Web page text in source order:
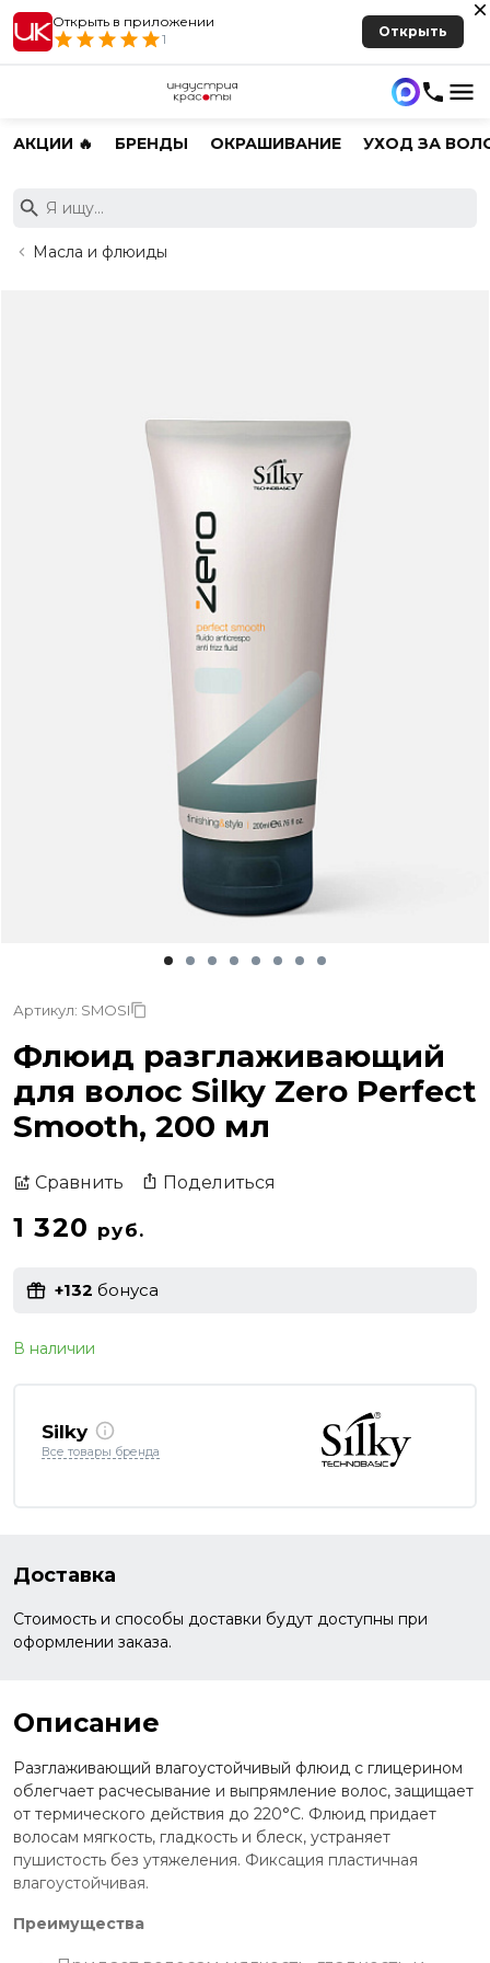
Открыть в приложении
1
Открыть
АКЦИИ 🔥 БРЕНДЫ ОКРАШИВАНИЕ УХОД ЗА
Масла и флюиды
Артикул: SMOSI
Флюид разглаживающий
для волос Silky Zero Perfect
Smooth, 200 мл
Сравнить Поделиться
1 320 руб.
+132 бонуса
В наличии
Silky
Все товары бренда
Доставка
Стоимость и способы доставки будут доступны при
оформлении заказа.
Описание
Разглаживающий влагоустойчивый флюид с глицерином
облегчает расчесывание и выпрямление волос, защищает
от термического действия до 220°С. Флюид придает
волосам мягкость, гладкость и блеск, устраняет
пушистость без утяжеления. Фиксация пластичная
влагоустойчивая.
Преимущества